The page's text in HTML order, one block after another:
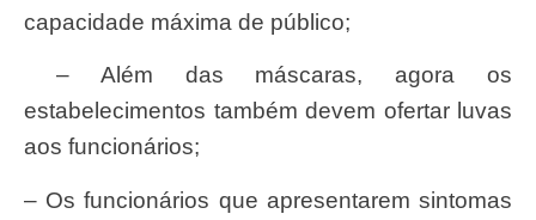
capacidade máxima de público;
– Além das máscaras, agora os
estabelecimentos também devem ofertar luvas
aos funcionários;
– Os funcionários que apresentarem sintomas